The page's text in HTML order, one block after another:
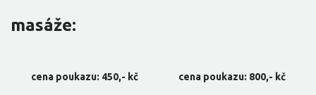
masáže:
cena poukazu: 450,- kč cena poukazu: 800,- kč